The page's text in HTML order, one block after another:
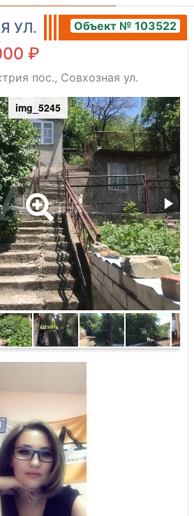
УЛ. Объект № 103522
₽
пос., Совхозная ул.
img_5245